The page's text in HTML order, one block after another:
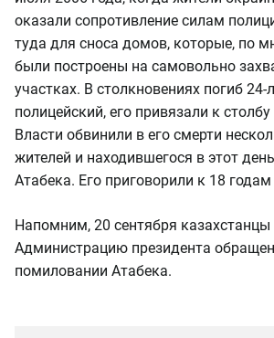
оказали сопротивление силам
туда для сноса домов, которые, по
были построены на самовольно
участках. В столкновениях погиб 24-
полицейский, его привязали к
Власти обвинили в его смерти
жителей и находившегося в этот
Атабека. Его приговорили к 18
Напомним, 20 сентября
Администрацию президента
помиловании Атабека.